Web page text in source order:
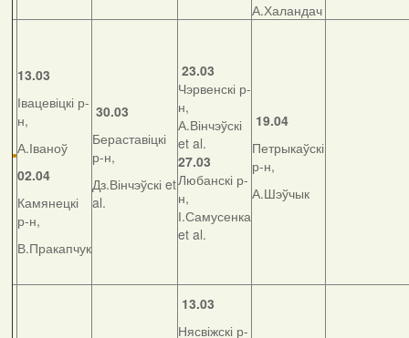
А.Халандач
13.03
Івацевіцкі р-
н,
А.Іваноў
02.04
Камянецкі
р-н,
В.Пракапчук
30.03
Бераставіцкі
р-н,
Дз.Вінчэўскі et
al.
23.03
Чэрвенскі р-
н,
А.Вінчэўскі
et al.
27.03
Любанскі р-
н,
І.Самусенка
et al.
19.04
Петрыкаўскі
р-н,
А.Шэўчык
13.03
Нясвіжскі р-